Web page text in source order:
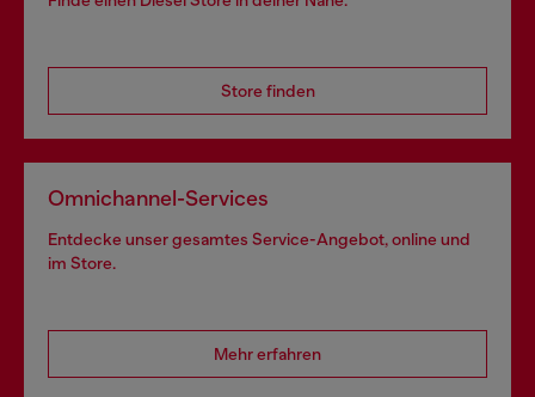
Store finden
Omnichannel-Services
Entdecke unser gesamtes Service-Angebot, online und
im Store.
Mehr erfahren